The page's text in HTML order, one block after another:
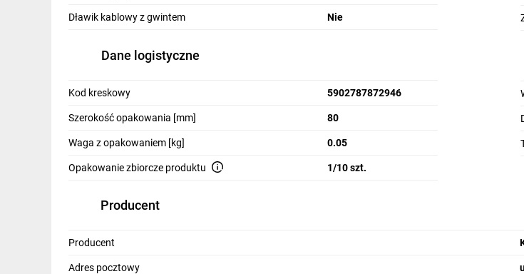
Dławik kablowy z gwintem Nie
Dane logistyczne
Kod kreskowy 5902787872946
Szerokość opakowania [mm] 80
Waga z opakowaniem [kg] 0.05
Opakowanie zbiorcze produktu 1/10 szt.
Producent
Producent
Adres pocztowy